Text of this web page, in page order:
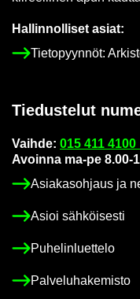
Hal­lin­nol­li­set asiat:
Tie­to­pyyn­nöt:
Tie­dus­te­lut
Vaih­de: 015 411 4100
Avoin­na ma-pe 8.00-
Asia­kas­oh­jaus ja
Asioi säh­köi­ses­ti
Pu­he­lin­luet­te­lo
Pal­ve­lu­ha­ke­mis­to